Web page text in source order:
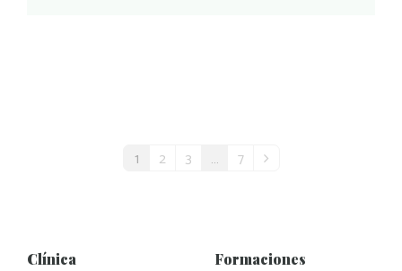
1 2 3 … 7
Clínica Formaciones